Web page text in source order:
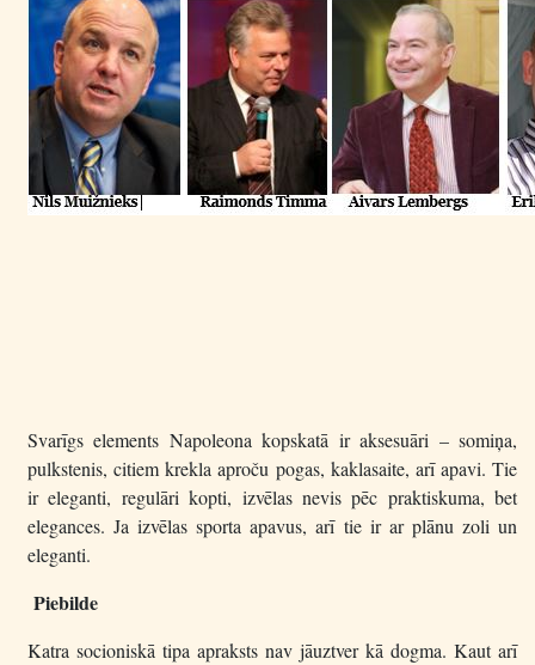
Svarīgs elements Napoleona kopskatā ir aksesuāri – somiņa,
pulkstenis, citiem krekla aproču pogas, kaklasaite, arī apavi. Tie
ir eleganti, regulāri kopti, izvēlas nevis pēc praktiskuma, bet
elegances. Ja izvēlas sporta apavus, arī tie ir ar plānu zoli un
eleganti.
Piebilde
Katra socioniskā tipa apraksts nav jāuztver kā dogma. Kaut arī